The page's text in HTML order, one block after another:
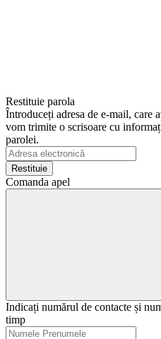
Restituie parola
Întroduceți adresa de e-mail, care
vom trimite o scrisoare cu
parolei.
Restituie
Comanda apel
Indicați numărul de contacte și
timp